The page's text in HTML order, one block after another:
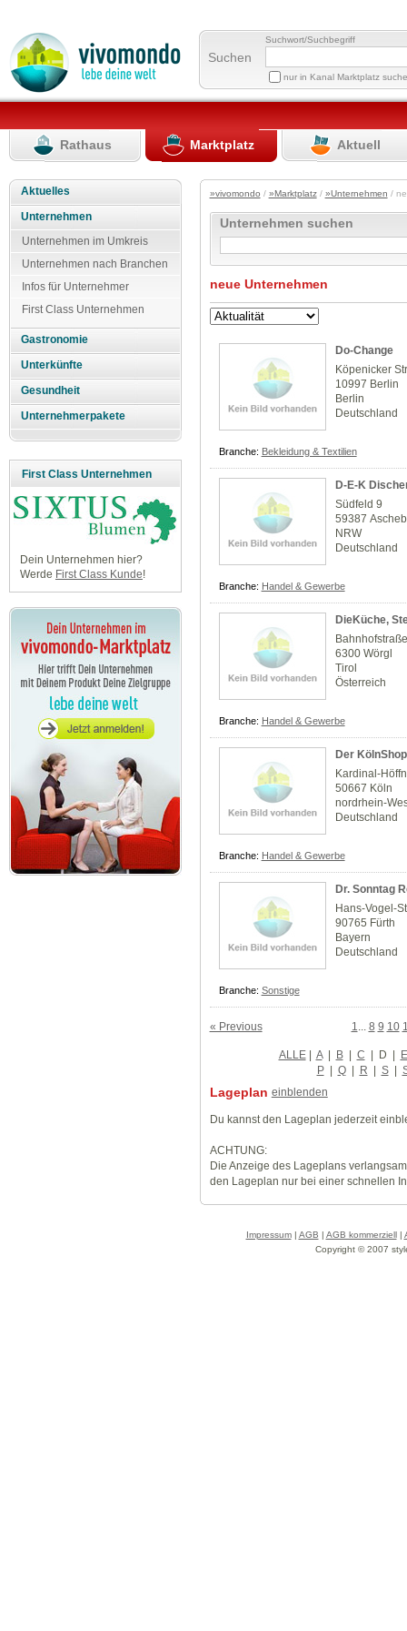
Suchen
Suchwort/Suchbegriff
nur in Kanal Marktplatz
Rathaus Marktplatz Aktuell
Aktuelles
Unternehmen
Unternehmen im Umkreis
Unternehmen nach Branchen
Infos für Unternehmer
First Class Unternehmen
Gastronomie
Unterkünfte
Gesundheit
Unternehmerpakete
First Class Unternehmen
Dein Unternehmen hier?
Werde First Class Kunde!
»vivomondo / »Marktplatz/ »Unternehmen /
Unternehmen suchen
neue Unternehmen
Do-Change
Köpenicker
10997 Berlin
Berlin
Deutschland
Branche: Bekleidung & Textilien
D-E-K
Südfeld 9
59387
NRW
Deutschland
Branche: Handel & Gewerbe
DieKüche,
6300 Wörgl
Tirol
Österreich
Branche: Handel & Gewerbe
Der KölnShop
Kardinal-
50667 Köln
nordrhein-
Deutschland
Branche: Handel & Gewerbe
Dr. Sonntag
Hans-Vogel-
90765 Fürth
Bayern
Deutschland
Branche: Sonstige
« Previous 1 8 9 10
ALLE| A | B | C | D | E
P | Q | R | S |
Lageplan einblenden
Du kannst den Lageplan jederzeit
ACHTUNG:
Die Anzeige des Lageplans
den Lageplan nur bei einer schnellen
Impressum| AGB | AGB kommerziell|
Copyright © 2007